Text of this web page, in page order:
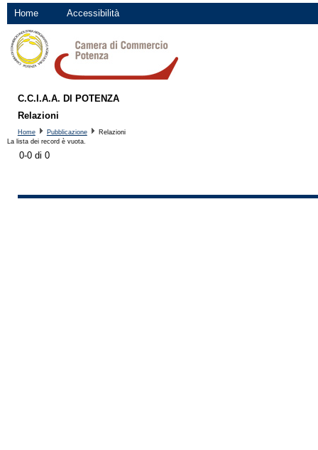
Home Accessibilità
C.C.I.A.A. DI POTENZA
Relazioni
Home Pubblicazione
Relazioni
La lista dei record è vuota.
0-0 di 0